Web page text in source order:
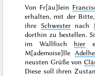
Von Fr[äu]lein
erhalten, mit der
ihre Schwesternach
dorthin zu bestellen.
im Wallfisch hier
M[ademoise]lle
neusten Grüße von
Diese soll ihren